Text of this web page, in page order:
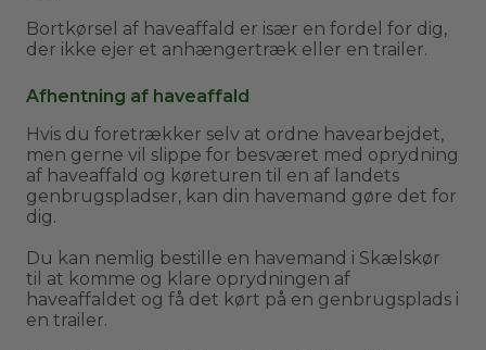
Bortkørsel af haveaffald er især en fordel for dig,
der ikke ejer et anhængertræk eller en trailer.
Afhentning af haveaffald
Hvis du foretrækker selv at ordne havearbejdet,
men gerne vil slippe for besværet med oprydning
af haveaffald og køreturen til en af landets
genbrugspladser, kan din havemand gøre det for
dig.
Du kan nemlig bestille en havemand i Skælskør
til at komme og klare oprydningen af
haveaffaldet og få det kørt på en genbrugsplads i
en trailer.